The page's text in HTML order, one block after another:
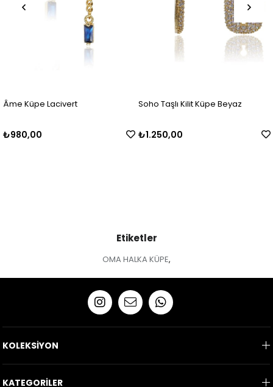
Âme Küpe Lacivert
₺980,00
Soho Taşlı Kilit Küpe Beyaz
₺1.250,00
Etiketler
OMA HALKA KÜPE,
KOLEKSİYON
KATEGORİLER